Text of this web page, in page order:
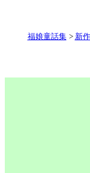
福娘童話集 > 新